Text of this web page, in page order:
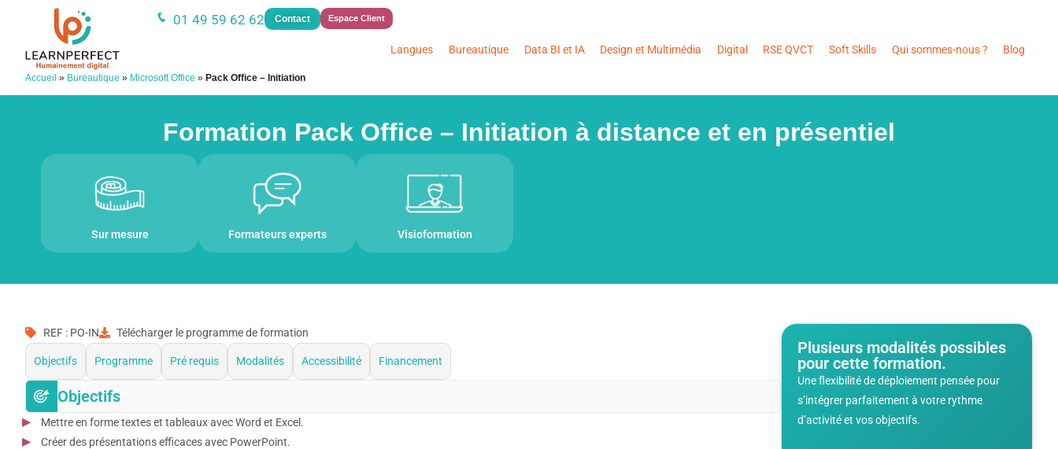
01 49 59 62 62 Contact Espace Client
Langues Bureautique Data BI et IA Design et Multimédia Digital RSE QVCT Soft Skills Qui sommes-nous ? Blog
Accueil » Bureautique » Microsoft Office » Pack Office – Initiation
Formation Pack Office – Initiation à distance et en présentiel
Sur mesure Formateurs experts Visioformation
REF : PO-IN Télécharger le programme de formation
Objectifs Programme Pré requis Modalités Accessibilité Financement
Objectifs
Mettre en forme textes et tableaux avec Word et Excel.
Créer des présentations efficaces avec PowerPoint.
Plusieurs modalités possibles
pour cette formation.
Une flexibilité de déploiement pensée pour
s’intégrer parfaitement à votre rythme
d’activité et vos objectifs.